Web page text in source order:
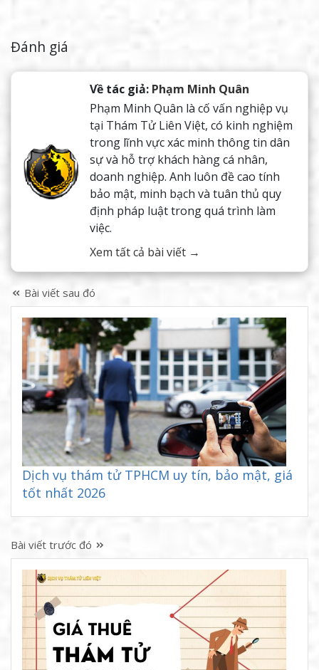
Đánh giá
Về tác giả: Phạm Minh Quân
Phạm Minh Quân là cố vấn nghiệp vụ
tại Thám Tử Liên Việt, có kinh nghiệm
trong lĩnh vực xác minh thông tin dân
sự và hỗ trợ khách hàng cá nhân,
doanh nghiệp. Anh luôn đề cao tính
bảo mật, minh bạch và tuân thủ quy
định pháp luật trong quá trình làm
việc.
Xem tất cả bài viết →
Bài viết sau đó
Dịch vụ thám tử TPHCM uy tín, bảo mật, giá
tốt nhất 2026
Bài viết trước đó